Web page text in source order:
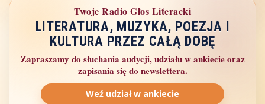
Twoje Radio Głos Literacki
LITERATURA, MUZYKA, POEZJA I
KULTURA PRZEZ CAŁĄ DOBĘ
Zapraszamy do słuchania audycji, udziału w ankiecie oraz
zapisania się do newslettera.
Weź udział w ankiecie